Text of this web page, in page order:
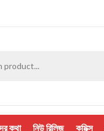
কথা নিউ রিলিজ কমিক্স